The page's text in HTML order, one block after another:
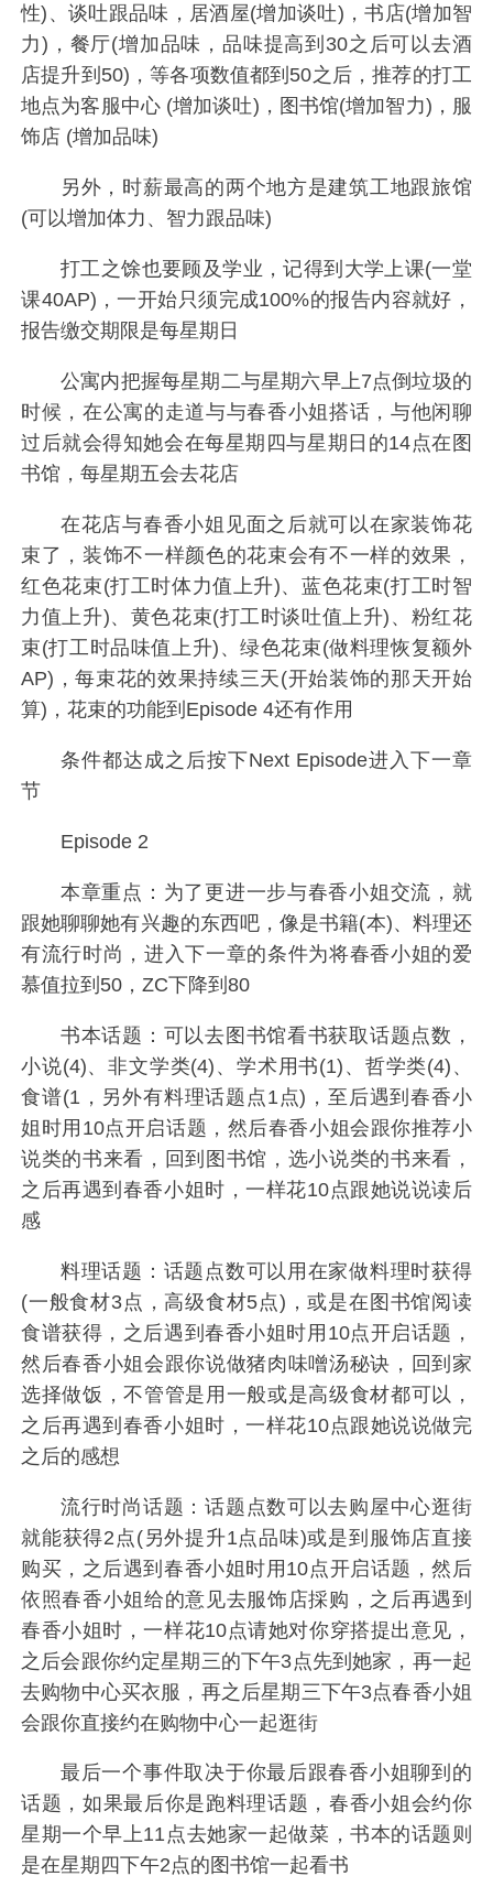
性)、谈吐跟品味，居酒屋(增加谈吐)，书店(增加智
力)，餐厅(增加品味，品味提高到30之后可以去酒
店提升到50)，等各项数值都到50之后，推荐的打工
地点为客服中心 (增加谈吐)，图书馆(增加智力)，服
饰店 (增加品味)
另外，时薪最高的两个地方是建筑工地跟旅馆
(可以增加体力、智力跟品味)
打工之馀也要顾及学业，记得到大学上课(一堂
课40AP)，一开始只须完成100%的报告内容就好，
报告缴交期限是每星期日
公寓内把握每星期二与星期六早上7点倒垃圾的
时候，在公寓的走道与与春香小姐搭话，与他闲聊
过后就会得知她会在每星期四与星期日的14点在图
书馆，每星期五会去花店
在花店与春香小姐见面之后就可以在家装饰花
束了，装饰不一样颜色的花束会有不一样的效果，
红色花束(打工时体力值上升)、蓝色花束(打工时智
力值上升)、黄色花束(打工时谈吐值上升)、粉红花
束(打工时品味值上升)、绿色花束(做料理恢复额外
AP)，每束花的效果持续三天(开始装饰的那天开始
算)，花束的功能到Episode 4还有作用
条件都达成之后按下Next Episode进入下一章
节
Episode 2
本章重点：为了更进一步与春香小姐交流，就
跟她聊聊她有兴趣的东西吧，像是书籍(本)、料理还
有流行时尚，进入下一章的条件为将春香小姐的爱
慕值拉到50，ZC下降到80
书本话题：可以去图书馆看书获取话题点数，
小说(4)、非文学类(4)、学术用书(1)、哲学类(4)、
食谱(1，另外有料理话题点1点)，至后遇到春香小
姐时用10点开启话题，然后春香小姐会跟你推荐小
说类的书来看，回到图书馆，选小说类的书来看，
之后再遇到春香小姐时，一样花10点跟她说说读后
感
料理话题：话题点数可以用在家做料理时获得
(一般食材3点，高级食材5点)，或是在图书馆阅读
食谱获得，之后遇到春香小姐时用10点开启话题，
然后春香小姐会跟你说做猪肉味噌汤秘诀，回到家
选择做饭，不管管是用一般或是高级食材都可以，
之后再遇到春香小姐时，一样花10点跟她说说做完
之后的感想
流行时尚话题：话题点数可以去购屋中心逛街
就能获得2点(另外提升1点品味)或是到服饰店直接
购买，之后遇到春香小姐时用10点开启话题，然后
依照春香小姐给的意见去服饰店採购，之后再遇到
春香小姐时，一样花10点请她对你穿搭提出意见，
之后会跟你约定星期三的下午3点先到她家，再一起
去购物中心买衣服，再之后星期三下午3点春香小姐
会跟你直接约在购物中心一起逛街
最后一个事件取决于你最后跟春香小姐聊到的
话题，如果最后你是跑料理话题，春香小姐会约你
星期一个早上11点去她家一起做菜，书本的话题则
是在星期四下午2点的图书馆一起看书